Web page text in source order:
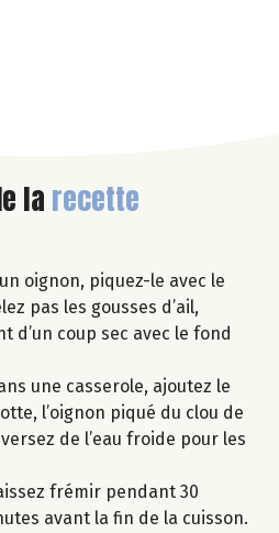
larecette
oignon, piquez-le avec le
pas les gousses d’ail,
d’un coup sec avec le fond
une casserole, ajoutez le
l’oignon piqué du clou de
de l’eau froide pour les
frémir pendant 30
avant la fin de la cuisson.